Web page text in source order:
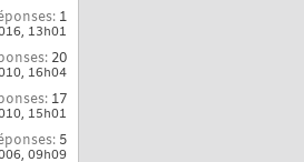
1
13h01
20
16h04
17
15h01
5
09h09